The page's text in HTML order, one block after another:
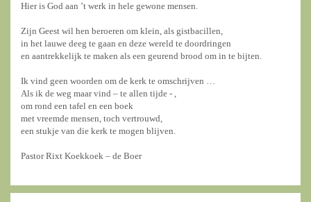
Hier is God aan ’t werk in hele gewone mensen.
Zijn Geest wil hen beroeren om klein, als gistbacillen,
in het lauwe deeg te gaan en deze wereld te doordringen
en aantrekkelijk te maken als een geurend brood om in te bijten.
Ik vind geen woorden om de kerk te omschrijven …
Als ik de weg maar vind – te allen tijde - ,
om rond een tafel en een boek
met vreemde mensen, toch vertrouwd,
een stukje van die kerk te mogen blijven.
Pastor Rixt Koekkoek – de Boer